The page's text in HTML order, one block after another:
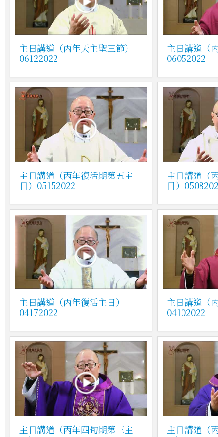
主日講道（丙年天主聖三節）
06122022
主日講道（
06052022
主日講道（丙年復活期第五主
日）05152022
主日講道（
日）
主日講道（丙年復活主日）
04172022
主日講道（
04102022
主日講道（丙年四旬期第三主
主日講道（